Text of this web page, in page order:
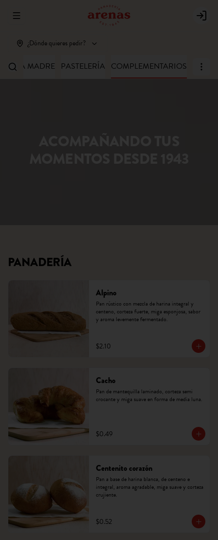
Abrir menu de navegación Login
¿Dónde quieres pedir?
MASA MADRE PASTELERÍA COMPLEMENTARIOS
PANADERÍA
Alpino
Pan rústico con mezcla de harina integral y
centeno, corteza fuerte, miga esponjosa, sabor
y aroma levemente fermentado.
$2.10
Cacho
Pan de mantequilla laminado, corteza semi
crocante y miga suave en forma de media luna.
$0.49
Centenito corazón
Pan a base de harina blanca, de centeno e
integral, aroma agradable, miga suave y corteza
crujiente.
$0.52